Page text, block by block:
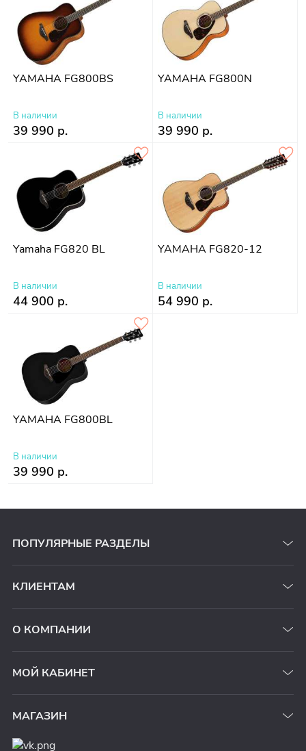
YAMAHA FG800BS
В наличии
39 990 р.
YAMAHA FG800N
В наличии
39 990 р.
Yamaha FG820 BL
В наличии
44 900 р.
YAMAHA FG820-12
В наличии
54 990 р.
YAMAHA FG800BL
В наличии
39 990 р.
ПОПУЛЯРНЫЕ РАЗДЕЛЫ
КЛИЕНТАМ
О КОМПАНИИ
МОЙ КАБИНЕТ
МАГАЗИН